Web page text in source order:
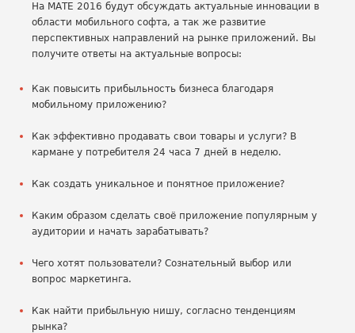
На МАТЕ 2016 будут обсуждать актуальные инновации в
области мобильного софта, а так же развитие
перспективных направлений на рынке приложений. Вы
получите ответы на актуальные вопросы:
Как повысить прибыльность бизнеса благодаря
мобильному приложению?
Как эффективно продавать свои товары и услуги? В
кармане у потребителя 24 часа 7 дней в неделю.
Как создать уникальное и понятное приложение?
Каким образом сделать своё приложение популярным у
аудитории и начать зарабатывать?
Чего хотят пользователи? Сознательный выбор или
вопрос маркетинга.
Как найти прибыльную нишу, согласно тенденциям
рынка?